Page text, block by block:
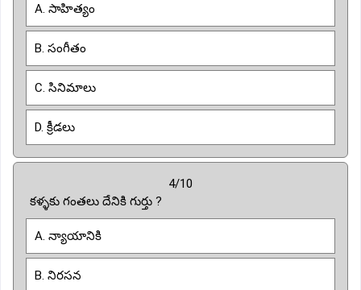
A. సాహిత్యం
B. సంగీతం
C. సినిమాలు
D. క్రీడలు
4/10
కళ్ళకు గంతలు దేనికి గుర్తు ?
A. న్యాయానికి
B. నిరసన